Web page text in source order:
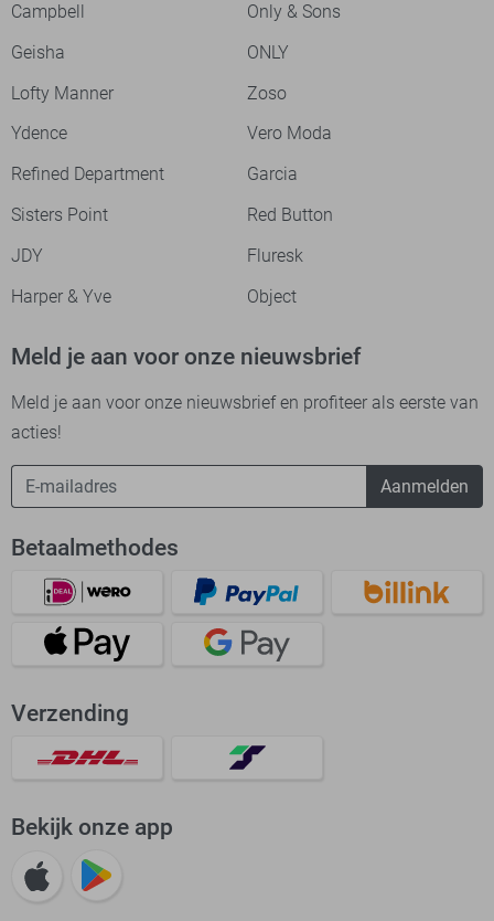
Campbell
Only & Sons
Geisha
ONLY
Lofty Manner
Zoso
Ydence
Vero Moda
Refined Department
Garcia
Sisters Point
Red Button
JDY
Fluresk
Harper & Yve
Object
Meld je aan voor onze nieuwsbrief
Meld je aan voor onze nieuwsbrief en profiteer als eerste van
acties!
Aanmelden
Betaalmethodes
Verzending
Bekijk onze app